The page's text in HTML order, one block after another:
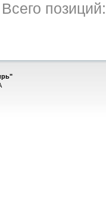
Всего